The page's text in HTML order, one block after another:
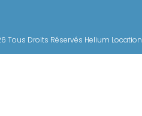
Tous Droits Réservés Helium